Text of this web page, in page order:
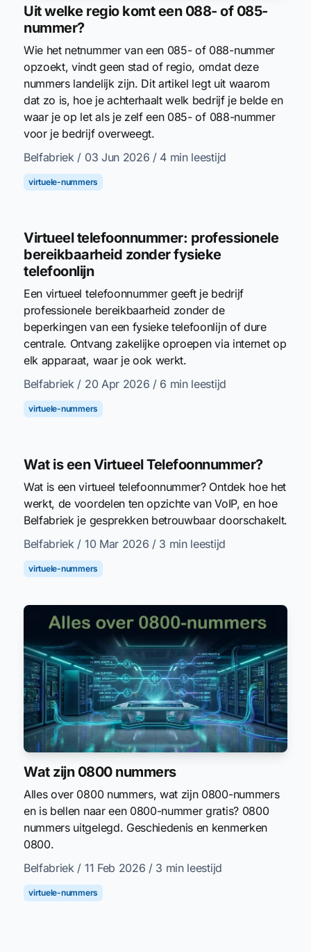
Uit welke regio komt een 088- of 085-
nummer?
Wie het netnummer van een 085- of 088-nummer
opzoekt, vindt geen stad of regio, omdat deze
nummers landelijk zijn. Dit artikel legt uit waarom
dat zo is, hoe je achterhaalt welk bedrijf je belde en
waar je op let als je zelf een 085- of 088-nummer
voor je bedrijf overweegt.
Belfabriek / 03 Jun 2026 / 4 min leestijd
virtuele-nummers
Virtueel telefoonnummer: professionele
bereikbaarheid zonder fysieke
telefoonlijn
Een virtueel telefoonnummer geeft je bedrijf
professionele bereikbaarheid zonder de
beperkingen van een fysieke telefoonlijn of dure
centrale. Ontvang zakelijke oproepen via internet op
elk apparaat, waar je ook werkt.
Belfabriek / 20 Apr 2026 / 6 min leestijd
virtuele-nummers
Wat is een Virtueel Telefoonnummer?
Wat is een virtueel telefoonnummer? Ontdek hoe het
werkt, de voordelen ten opzichte van VoIP, en hoe
Belfabriek je gesprekken betrouwbaar doorschakelt.
Belfabriek / 10 Mar 2026 / 3 min leestijd
virtuele-nummers
Wat zijn 0800 nummers
Alles over 0800 nummers, wat zijn 0800-nummers
en is bellen naar een 0800-nummer gratis? 0800
nummers uitgelegd. Geschiedenis en kenmerken
0800.
Belfabriek / 11 Feb 2026 / 3 min leestijd
virtuele-nummers